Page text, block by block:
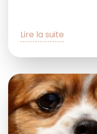
Lire la suite